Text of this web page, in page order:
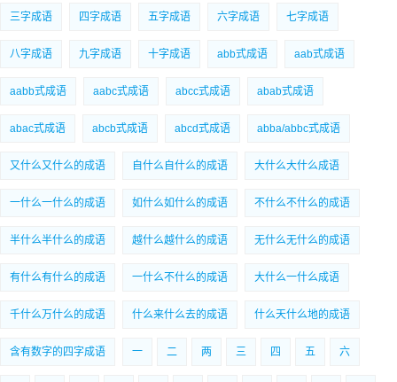
三字成语 四字成语 五字成语 六字成语 七字成语
八字成语 九字成语 十字成语 abb式成语 aab式成语
aabb式成语 aabc式成语 abcc式成语 abab式成语
abac式成语 abcb式成语 abcd式成语 abba/abbc式成语
又什么又什么的成语 自什么自什么的成语 大什么大什么成语
一什么一什么的成语 如什么如什么的成语 不什么不什么的成语
半什么半什么的成语 越什么越什么的成语 无什么无什么的成语
有什么有什么的成语 一什么不什么的成语 大什么一什么成语
千什么万什么的成语 什么来什么去的成语 什么天什么地的成语
含有数字的四字成语 一 二 两 三 四 五 六